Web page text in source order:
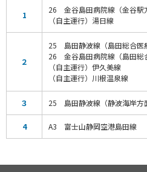
1
26 金谷島田病院線（金谷駅
（自主運行）湯日線
２
25 島田静波線（島田総合医
26 金谷島田病院線（島田総
（自主運行）伊久美線
（自主運行）川根温泉線
３ 25 島田静波線（静波海岸方
4 A3 富士山静岡空港島田線